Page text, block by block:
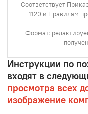
Соответствует
1120 и Правилам
Формат:
Инструкции по
входят в
просмотра всех
изображение